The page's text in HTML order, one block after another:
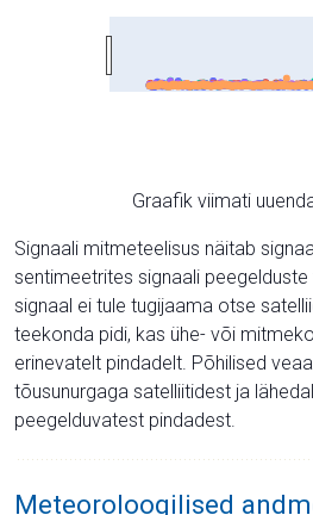
Graafik viimati
Signaali mitmeteelisus näitab
sentimeetrites signaali
signaal ei tule tugijaama otse
teekonda pidi, kas ühe- või
erinevatelt pindadelt. Põhilised
tõusunurgaga satelliitidest ja
peegelduvatest pindadest.
Meteoroloogilised